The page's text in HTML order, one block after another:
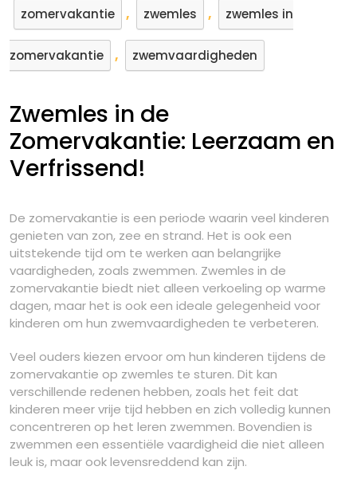
zomervakantie , zwemles , zwemles in
zomervakantie , zwemvaardigheden
Zwemles in de
Zomervakantie: Leerzaam en
Verfrissend!
De zomervakantie is een periode waarin veel kinderen
genieten van zon, zee en strand. Het is ook een
uitstekende tijd om te werken aan belangrijke
vaardigheden, zoals zwemmen. Zwemles in de
zomervakantie biedt niet alleen verkoeling op warme
dagen, maar het is ook een ideale gelegenheid voor
kinderen om hun zwemvaardigheden te verbeteren.
Veel ouders kiezen ervoor om hun kinderen tijdens de
zomervakantie op zwemles te sturen. Dit kan
verschillende redenen hebben, zoals het feit dat
kinderen meer vrije tijd hebben en zich volledig kunnen
concentreren op het leren zwemmen. Bovendien is
zwemmen een essentiële vaardigheid die niet alleen
leuk is, maar ook levensreddend kan zijn.